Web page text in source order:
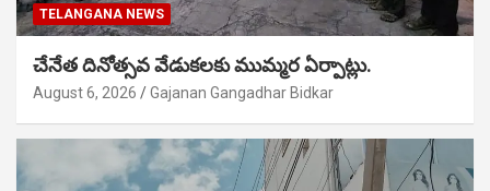
TELANGANA NEWS
చేనేత దినోత్సవ వేడుకలకు ముమ్మర ఏర్పాట్లు.
August 6, 2026 Gajanan Gangadhar Bidkar